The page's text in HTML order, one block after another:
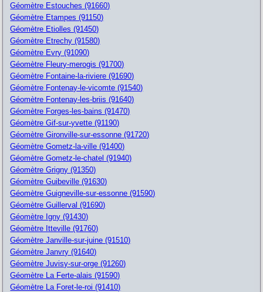
Géomètre Estouches (91660)
Géomètre Etampes (91150)
Géomètre Etiolles (91450)
Géomètre Etrechy (91580)
Géomètre Evry (91090)
Géomètre Fleury-merogis (91700)
Géomètre Fontaine-la-riviere (91690)
Géomètre Fontenay-le-vicomte (91540)
Géomètre Fontenay-les-briis (91640)
Géomètre Forges-les-bains (91470)
Géomètre Gif-sur-yvette (91190)
Géomètre Gironville-sur-essonne (91720)
Géomètre Gometz-la-ville (91400)
Géomètre Gometz-le-chatel (91940)
Géomètre Grigny (91350)
Géomètre Guibeville (91630)
Géomètre Guigneville-sur-essonne (91590)
Géomètre Guillerval (91690)
Géomètre Igny (91430)
Géomètre Itteville (91760)
Géomètre Janville-sur-juine (91510)
Géomètre Janvry (91640)
Géomètre Juvisy-sur-orge (91260)
Géomètre La Ferte-alais (91590)
Géomètre La Foret-le-roi (91410)